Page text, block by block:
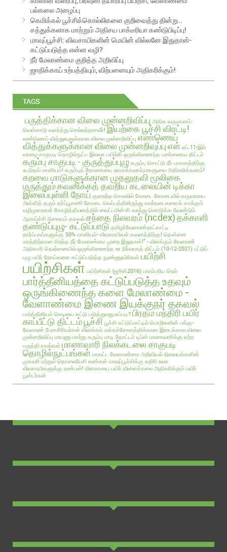
பல்கலை அழைப்பு
கெமிக்கல் பூச்சிக்கொல்லிகளை குறிவைத்து தின்று..
சத்துக்களாக மாற்றும் அதிசய பாக்டீரியா கண்டுபிடிப்பு!
மாவுப்பூச்சி: விவசாயிகளின் மெயின் வில்லனே இதுதான்-
கட்டுப்படுத்த என்ன வழி?
நீர் மேலாண்மை குறித்த அறிவிப்பு
ஜாதிக்காய் உற்பத்தியும், விற்பனையும் அதிகரிக்கும்!
TAGS
பருத்திக்கான விலை முன்னறிவிப்பு அதிக வருமானம்:
வெள்ளாடு வளர்த்து செல்வந்தராவீர்! இயற்கை பூச்சி விரட்டி!
எண்ணெய் வித்துகளுக்கான விலை முன்னறிவிப்பு எண்ணெய்
வித்துக்களுக்கான விலை முன்னறிவுப்புஎள் ஏப்.11-இல்
வாழை சாகுபடி தொழில்நுட்ப இலவச பயிற்சி ஒருங்கிணைந்த பண்ணைய திட்டம்
கரும்பு சாகுபடி - குருத்துப்புழு கரும்பு சொட்டு நீர் பாசனத்திற்கு
கூடுதல் மானியம்! கரும்புத் தோகையை உரமாக்கலாம்;மகசூலை அதிகரிக்கலாம்!
கறவை மாடுகளுக்கான முதலுதவி மூலிகை
மருத்தும்கவனிக்கத் தவறிய கடலையின் டிக்கா
இலைப்புள்ளி நோய் குறைந்த செலவில் கோடை கோடையில் வருவாயை
அள்ளித் தரும் தர்ப்பூசணி கோடை வெப்பத்திலிருந்து கால்நடைகளைக் காக்கும்
வழிமுறைகள் கோழித்தீவனத்தில் வைட்டமின்-சி கலந்து கொடுக்க வேண்டும்
ஆராய்ச்சி நிலையம் தகவல் சந்தை நிலவரம் (ncdex)தக்காளி
தண்டுப்புழு- கட்டுப்பாடு தமிழர்வேளாண்நாட்காட்டி
தார்ப்பாய்களுக்கு 50% மானியம்- விவசாயிகள் கவனத்திற்கு! தென்னை
மரத்திற்கான சிறந்த நீர் மேலாண்மை முறை இதுதான்!" - விளக்கும் வேளாண்
அதிகாரி தென்னையில் ஒருங்கிணைந்த உர நிர்வாகத் திட்டம் (10-12-2021) பட்டுப்
புழு பயிர் நோய்களை கட்டுப்படுத்த நுண்ணுயிரிகள் பயிற்சி
பயிற்சிகள் பயிற்சிகள் (ஜூன்2016) பாரம்பரிய நெல்
பார்த்தீனியத்தை கட்டுப்படுத்த உதவும்
ஒருங்கிணைந்த களை மேலாண்மை -
வேளாண்மை இணை இயக்குநர் தகவல்
பார்த்தீனியம் செடியை கட்டு படுத்துவது எப்படி? பிரதம மந்திரி பயிர்
காப்பீட்டு திட்டம்பூச்சி பூச்சி கட்டுப்பாட்டில் பொறிகளின் பங்கு-
வேளாண் பேராசிரியர்கள் விளக்கம் மக்கச்சோளத்திக்கான இடைக்கால விலை
முன்னறிவிப்பு மரபணு மாற்று கரும்பு மாடி தோட்டம் டிப்ஸ் மானாவாரிக்கு ஏற்ற
பருத்தி ரகங்கள் மானாவாரி நிலக்கடலை சாகுபடி
தொழில்நுட்பங்கள் மாவட்ட வேளாண்மை அறிவியல் நிலையங்களின்
முகவரி மற்றும் தொலைபேசி எண்கள் மாவுப்பூச்சிக்கு எதிரி உலக
விவசாயிகளுக்கு நண்பன்! மிளகாயை பயிர் விளைச்சலை அதிகரிக்கும் பயிர்
பூஸ்டர்கள்